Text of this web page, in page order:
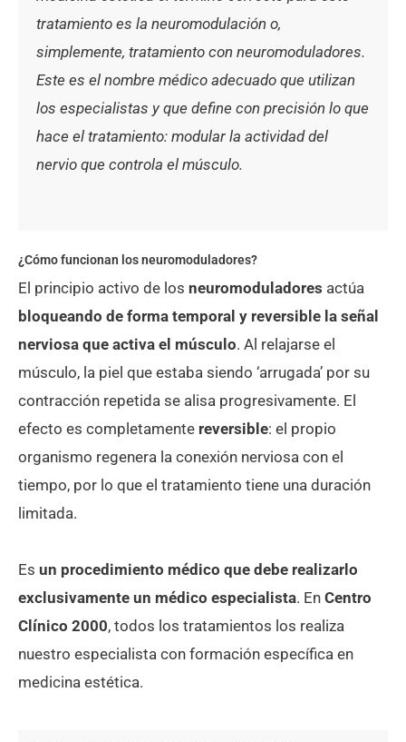
tratamiento es la neuromodulación o,
simplemente, tratamiento con neuromoduladores.
Este es el nombre médico adecuado que utilizan
los especialistas y que define con precisión lo que
hace el tratamiento: modular la actividad del
nervio que controla el músculo.
¿Cómo funcionan los neuromoduladores?
El principio activo de los neuromoduladores actúa
bloqueando de forma temporal y reversible la señal
nerviosa que activa el músculo. Al relajarse el
músculo, la piel que estaba siendo ‘arrugada’ por su
contracción repetida se alisa progresivamente. El
efecto es completamente reversible: el propio
organismo regenera la conexión nerviosa con el
tiempo, por lo que el tratamiento tiene una duración
limitada.
Es un procedimiento médico que debe realizarlo
exclusivamente un médico especialista. En Centro
Clínico 2000, todos los tratamientos los realiza
nuestro especialista con formación específica en
medicina estética.